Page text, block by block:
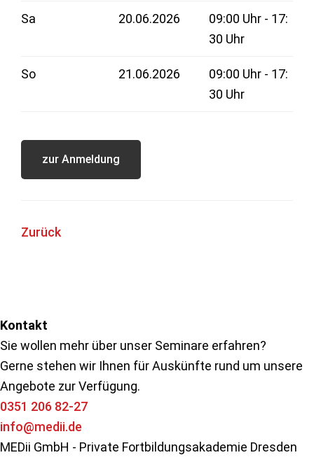
Sa 20.06.2026
09:00 Uhr - 17:
30 Uhr
So 21.06.2026
09:00 Uhr - 17:
30 Uhr
zur Anmeldung
Zurück
Kontakt
Sie wollen mehr über unser Seminare erfahren?
Gerne stehen wir Ihnen für Auskünfte rund um unsere
Angebote zur Verfügung.
0351 206 82-27
info@medii.de
MEDii GmbH - Private Fortbildungsakademie Dresden